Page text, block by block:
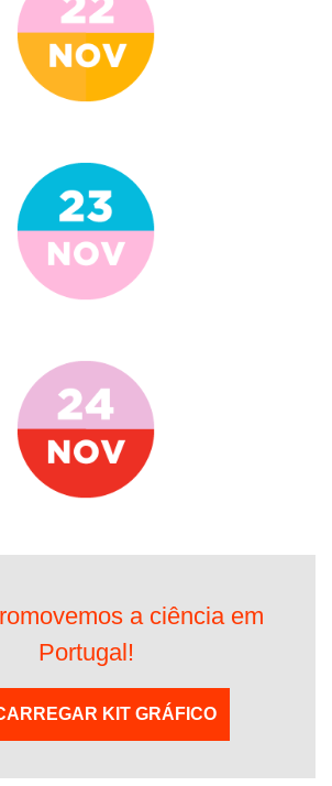
a ciência em
Portugal!
KIT GRÁFICO